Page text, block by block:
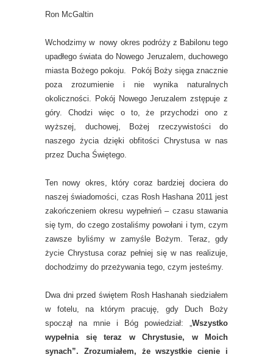
Ron McGaltin
Wchodzimy w nowy okres podróży z Babilonu tego
upadłego świata do Nowego Jeruzalem, duchowego
miasta Bożego pokoju. Pokój Boży sięga znacznie
poza zrozumienie i nie wynika naturalnych
okoliczności. Pokój Nowego Jeruzalem zstępuje z
góry. Chodzi więc o to, że przychodzi ono z
wyższej, duchowej, Bożej rzeczywistości do
naszego życia dzięki obfitości Chrystusa w nas
przez Ducha Świętego.
Ten nowy okres, który coraz bardziej dociera do
naszej świadomości, czas Rosh Hashana 2011 jest
zakończeniem okresu wypełnień – czasu stawania
się tym, do czego zostaliśmy powołani i tym, czym
zawsze byliśmy w zamyśle Bożym. Teraz, gdy
życie Chrystusa coraz pełniej się w nas realizuje,
dochodzimy do przeżywania tego, czym jesteśmy.
Dwa dni przed świętem Rosh Hashanah siedziałem
w fotelu, na którym pracuję, gdy Duch Boży
spoczął na mnie i Bóg powiedział: „Wszystko
wypełnia się teraz w Chrystusie, w Moich
synach”. Zrozumiałem, że wszystkie cienie i